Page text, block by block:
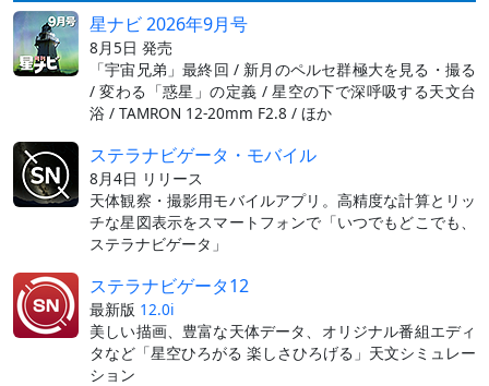
星ナビ 2026年9月号
8月5日 発売
「宇宙兄弟」最終回 / 新月のペルセ群極大を見る・撮る
/ 変わる「惑星」の定義 / 星空の下で深呼吸する天文台
浴 / TAMRON 12-20mm F2.8 / ほか
ステラナビゲータ・モバイル
8月4日 リリース
天体観察・撮影用モバイルアプリ。高精度な計算とリッ
チな星図表示をスマートフォンで「いつでもどこでも、
ステラナビゲータ」
ステラナビゲータ12
最新版 12.0i
美しい描画、豊富な天体データ、オリジナル番組エディ
タなど「星空ひろがる 楽しさひろげる」天文シミュレー
ション